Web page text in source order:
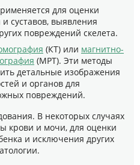
для оценки
и суставов, выявления
повреждений скелета.
(КТ) или магнитно-
(МРТ). Эти методы
детальные изображения
и органов для
повреждений.
В некоторых случаях
крови и мочи, для оценки
и исключения других